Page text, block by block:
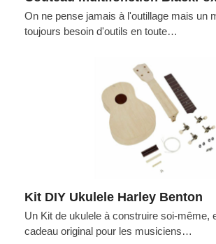
On ne pense jamais à l'outillage mais un
toujours besoin d'outils en toute…
Kit DIY Ukulele Harley Benton
Un Kit de ukulele à construire soi-même,
cadeau original pour les musiciens…